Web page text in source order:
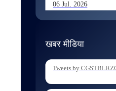
06 Jul. 2026
06 Jul. 2026
खबर मीडिया
Tweets by